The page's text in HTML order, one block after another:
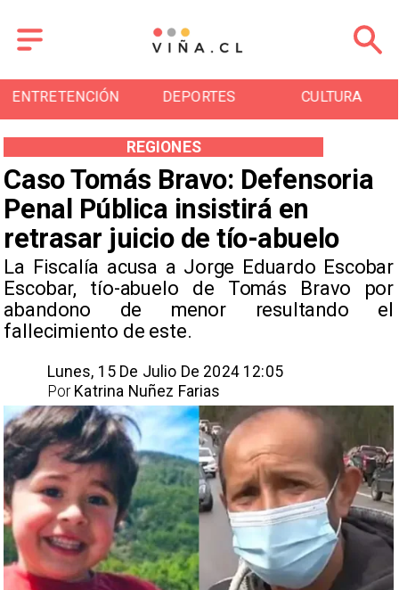
ENTRETENCIÓN DEPORTES CULTURA
Caso Tomás Bravo: Defensoria
Penal Pública insistirá en
retrasar juicio de tío-abuelo
La Fiscalía acusa a Jorge Eduardo Escobar
Escobar, tío-abuelo de Tomás Bravo por
abandono de menor resultando el
fallecimiento de este.
REGIONES
Lunes, 15 De Julio De 2024 12:05
Katrina Nuñez Farias
Por